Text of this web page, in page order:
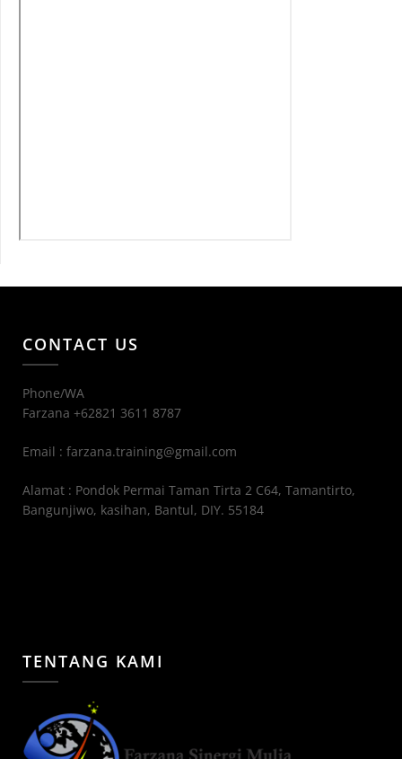
CONTACT US
Phone/WA
Farzana +62821 3611 8787
Email : farzana.training@gmail.com
Alamat : Pondok Permai Taman Tirta 2 C64, Tamantirto,
Bangunjiwo, kasihan, Bantul, DIY. 55184
TENTANG KAMI